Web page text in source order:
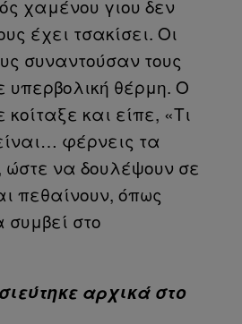
χαμένου γιου δεν
έχει τσακίσει. Οι
συναντούσαν τους
υπερβολική θέρμη. Ο
και είπε, «Τι
φέρνεις τα
ώστε να δουλέψουν σε
πεθαίνουν, όπως
συμβεί στο
αρχικά στο